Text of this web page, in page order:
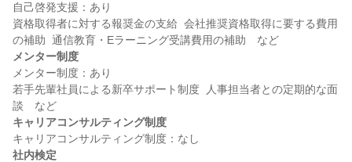
自己啓発支援：あり
資格取得者に対する報奨金の支給  会社推奨資格取得に要する費用
メンター制度
メンター制度：あり
若手先輩社員による新卒サポート制度  人事担当者との定期的な面
キャリアコンサルティング制度
社内検定